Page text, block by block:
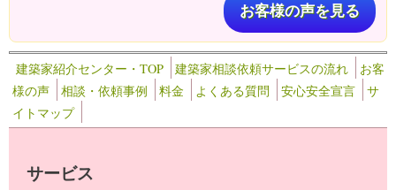
お客様の声を見る
建築家紹介センター・TOP 建築家相談依頼サービスの流れ
お客
様の声
相談・依頼事例 料金 よくある質問 安心安全宣言
サ
イトマップ
サービス